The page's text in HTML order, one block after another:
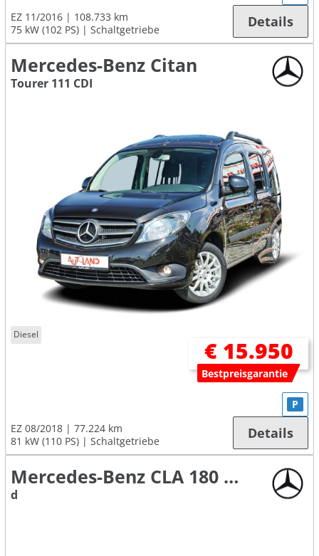
EZ 11/2016
108.733 km
75 kW (102 PS)
Schaltgetriebe Details
Mercedes-Benz Citan
Tourer 111 CDI
Diesel
€ 15.950
Bestpreisgarantie
EZ 08/2018
77.224 km
81 kW (110 PS)
Schaltgetriebe
P
Details
Mercedes-Benz CLA 180 Shooting Brake
d